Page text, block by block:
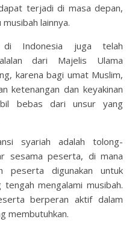
terjadi di masa depan,
lainnya.
di Indonesia juga telah
dari Majelis Ulama
karena bagi umat Muslim,
ketenangan dan keyakinan
bebas dari unsur yang
syariah adalah tolong-
sesama peserta, di mana
peserta digunakan untuk
mengalami musibah.
berperan aktif dalam
membutuhkan.